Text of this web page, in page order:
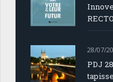
28/07/
PDJ